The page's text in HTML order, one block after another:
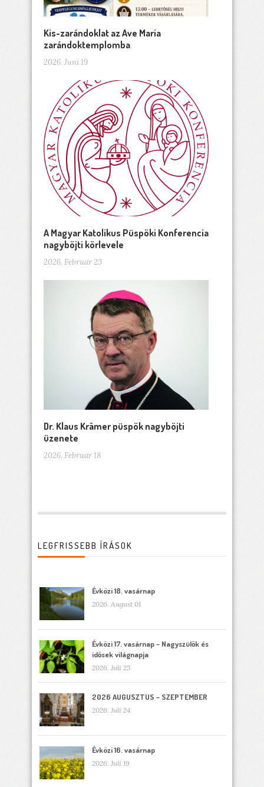
Kis-zarándoklat az Ave Maria
zarándoktemplomba
2026. Juni 19
A Magyar Katolikus Püspöki Konferencia
nagyböjti körlevele
2026. Februar 23
Dr. Klaus Krämer püspök nagyböjti
üzenete
2026. Februar 18
LEGFRISSEBB ÍRÁSOK
Évközi 18. vasárnap
2026. August 01
Évközi 17. vasárnap – Nagyszülők és
idősek világnapja
2026. Juli 25
2026 AUGUSZTUS – SZEPTEMBER
2026. Juli 24
Évközi 16. vasárnap
2026. Juli 19